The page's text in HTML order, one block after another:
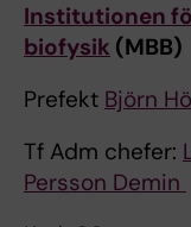
Institutionen
biofysik (MBB)
Prefekt Björn
Tf Adm chefer:
Persson Demin